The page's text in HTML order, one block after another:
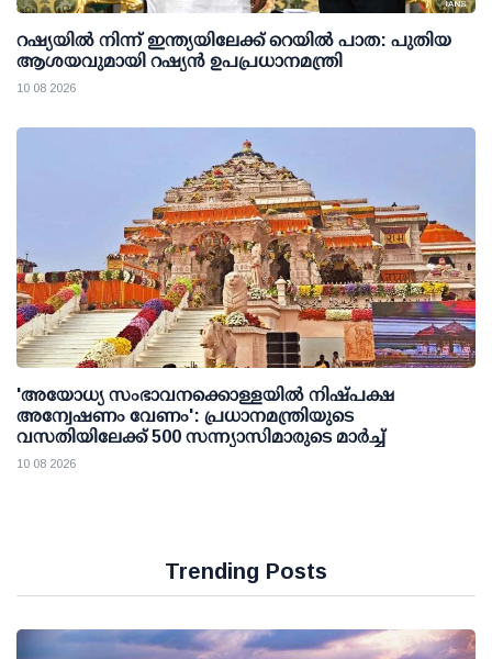
റഷ്യയില്‍ നിന്ന് ഇന്ത്യയിലേക്ക് റെയില്‍ പാത: പുതിയ
ആശയവുമായി റഷ്യന്‍ ഉപപ്രധാനമന്ത്രി
10 08 2026
'അയോധ്യ സംഭാവനക്കൊള്ളയില്‍ നിഷ്പക്ഷ
അന്വേഷണം വേണം': പ്രധാനമന്ത്രിയുടെ
വസതിയിലേക്ക് 500 സന്ന്യാസിമാരുടെ മാര്‍ച്ച്
10 08 2026
Trending Posts